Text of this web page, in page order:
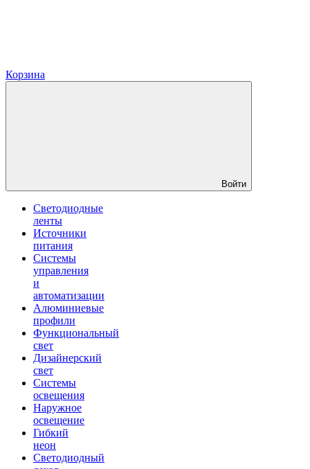
Корзина
Войти
Светодиодные
ленты
Источники
питания
Системы
управления
и
автоматизации
Алюминиевые
профили
Функциональный
свет
Дизайнерский
свет
Системы
освещения
Наружное
освещение
Гибкий
неон
Светодиодный